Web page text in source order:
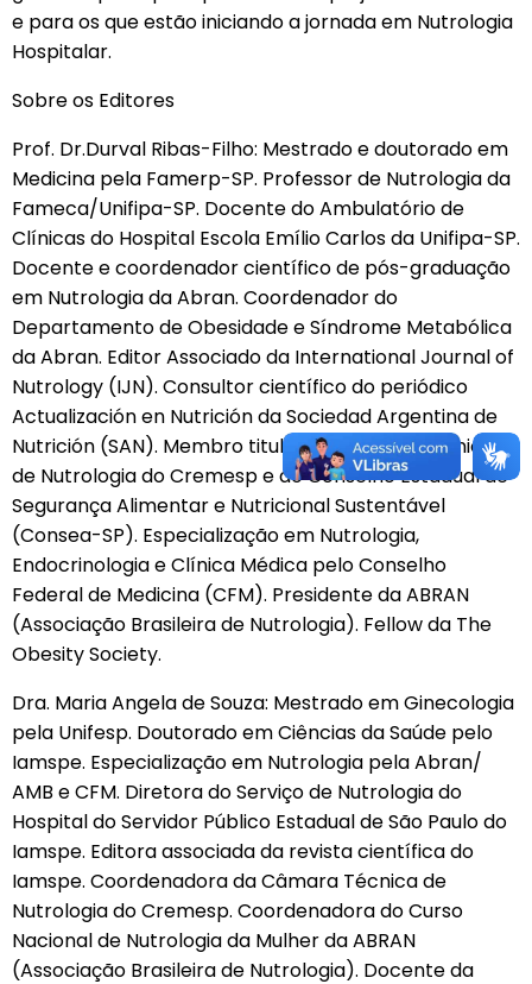
e para os que estão iniciando a jornada em Nutrologia
Hospitalar.
Sobre os Editores
Prof. Dr.Durval Ribas-Filho: Mestrado e doutorado em
Medicina pela Famerp-SP. Professor de Nutrologia da
Fameca/Unifipa-SP. Docente do Ambulatório de
Clínicas do Hospital Escola Emílio Carlos da Unifipa-SP.
Docente e coordenador científico de pós-graduação
em Nutrologia da Abran. Coordenador do
Departamento de Obesidade e Síndrome Metabólica
da Abran. Editor Associado da International Journal of
Nutrology (IJN). Consultor científico do periódico
Actualización en Nutrición da Sociedad Argentina de
Nutrición (SAN). Membro titular da Câmara Técnica
de Nutrologia do Cremesp e do Conselho Estadual de
Segurança Alimentar e Nutricional Sustentável
(Consea-SP). Especialização em Nutrologia,
Endocrinologia e Clínica Médica pelo Conselho
Federal de Medicina (CFM). Presidente da ABRAN
(Associação Brasileira de Nutrologia). Fellow da The
Obesity Society.
Dra. Maria Angela de Souza: Mestrado em Ginecologia
pela Unifesp. Doutorado em Ciências da Saúde pelo
Iamspe. Especialização em Nutrologia pela Abran/
AMB e CFM. Diretora do Serviço de Nutrologia do
Hospital do Servidor Público Estadual de São Paulo do
Iamspe. Editora associada da revista científica do
Iamspe. Coordenadora da Câmara Técnica de
Nutrologia do Cremesp. Coordenadora do Curso
Nacional de Nutrologia da Mulher da ABRAN
(Associação Brasileira de Nutrologia). Docente da